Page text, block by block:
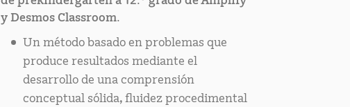
y Desmos Classroom.
Un método basado en problemas que
produce resultados mediante el
desarrollo de una comprensión
conceptual sólida, fluidez procedimental